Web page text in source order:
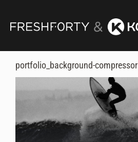
portfolio_background-compressor